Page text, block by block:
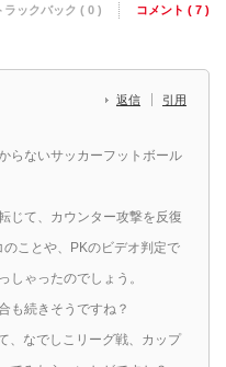
ラックバック ( 0 ) コメント ( 7 )
返信 引用
らないサッカーフットボール
じて、カウンター攻撃を反復
ことや、PKのビデオ判定で
しゃったのでしょう。
も続きそうですね？
、なでしこリーグ戦、カップ